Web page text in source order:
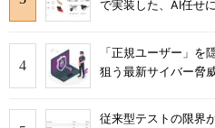
で実装した、AI任せ
「正規ユーザー」
狙う最新サイバー脅
従来型テストの限界